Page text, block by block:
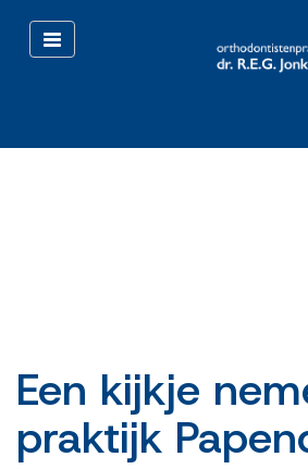
Toggle
navigation
Een kijkje
praktijk